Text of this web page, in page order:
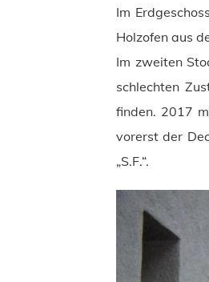
Im
Holzofen aus
Im zweiten
schlechten
finden. 2017
vorerst der
„S.F.“.